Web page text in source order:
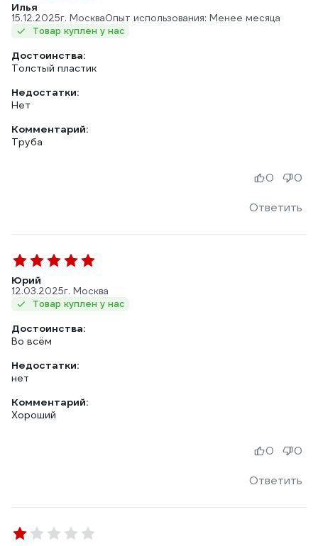
Илья
15.12.2025г. МоскваОпыт использования: Менее месяца
Товар куплен у нас
Достоинства:
Толстый пластик
Недостатки:
Нет
Комментарий:
Труба
Ответить
0 0
Юрий
12.03.2025г. Москва
Товар куплен у нас
Достоинства:
Во всём
Недостатки:
нет
Комментарий:
Хороший
Ответить
0 0